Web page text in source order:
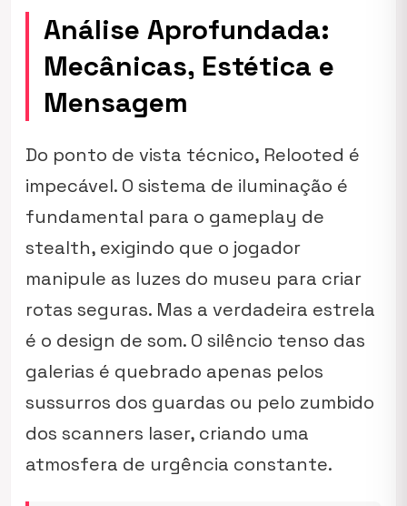
Análise Aprofundada:
Mecânicas, Estética e
Mensagem
Do ponto de vista técnico, Relooted é
impecável. O sistema de iluminação é
fundamental para o gameplay de
stealth, exigindo que o jogador
manipule as luzes do museu para criar
rotas seguras. Mas a verdadeira estrela
é o design de som. O silêncio tenso das
galerias é quebrado apenas pelos
sussurros dos guardas ou pelo zumbido
dos scanners laser, criando uma
atmosfera de urgência constante.